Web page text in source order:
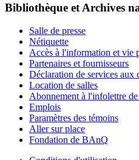
Bibliothèque et Archives
Salle de presse
Nétiquette
Accès à l'information et vie
Partenaires et fournisseurs
Déclaration de services aux
Location de salles
Abonnement à l'infolettre
Emplois
Paramètres des témoins
Aller sur place
Fondation de BAnQ